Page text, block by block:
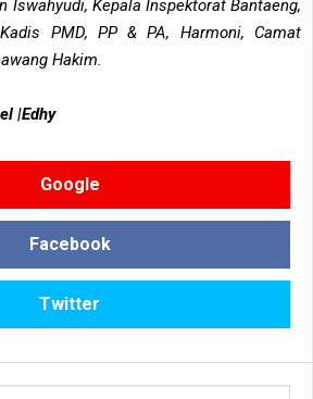
Iswahyudi, Kepala Inspektorat Bantaeng,
PMD, PP & PA, Harmoni, Camat
Hakim.
|Edhy
Google
Facebook
Twitter